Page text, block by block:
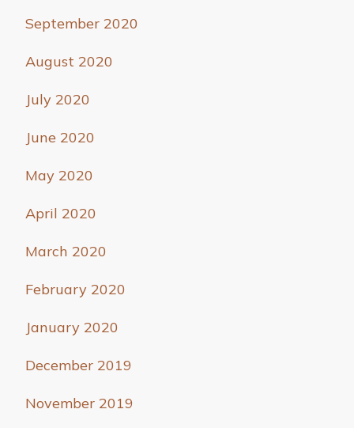
September 2020
August 2020
July 2020
June 2020
May 2020
April 2020
March 2020
February 2020
January 2020
December 2019
November 2019